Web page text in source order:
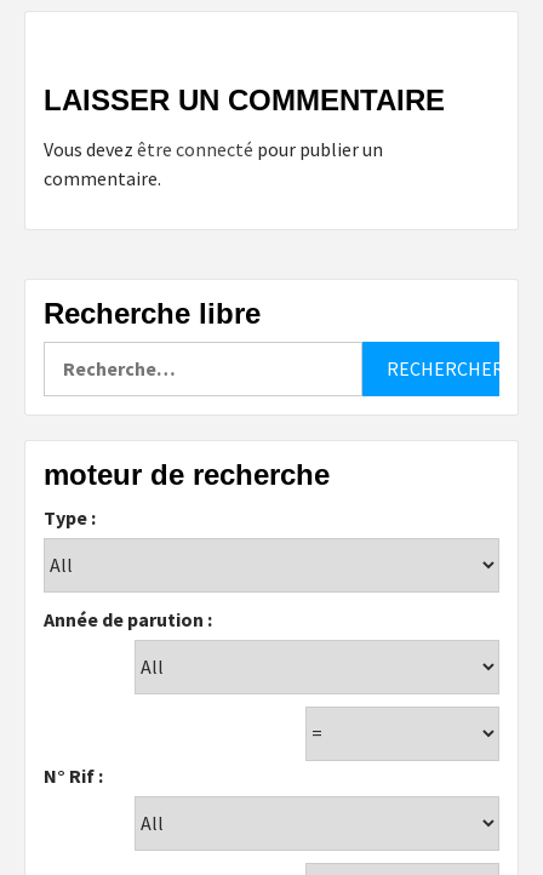
LAISSER UN COMMENTAIRE
Vous devez être connecté pour publier un
commentaire.
Recherche libre
moteur de recherche
Type :
Année de parution :
N° Rif :